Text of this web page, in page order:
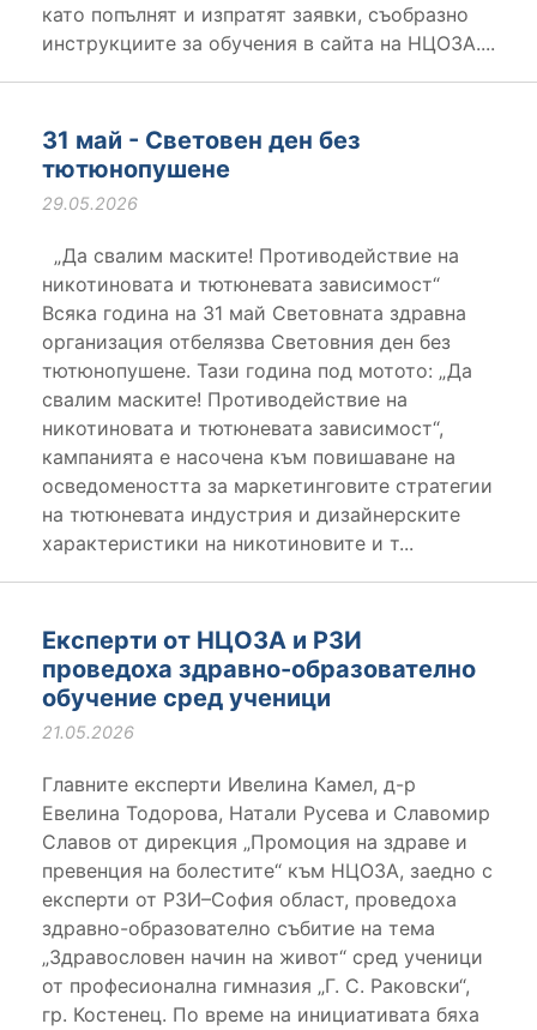
като попълнят и изпратят заявки, съобразно
инструкциите за обучения в сайта на НЦОЗА....
31 май - Световен ден без
тютюнопушене
29.05.2026
„Да свалим маските! Противодействие на
никотиновата и тютюневата зависимост“
Всяка година на 31 май Световната здравна
организация отбелязва Световния ден без
тютюнопушене. Тази година под мотото: „Да
свалим маските! Противодействие на
никотиновата и тютюневата зависимост“,
кампанията е насочена към повишаване на
осведомеността за маркетинговите стратегии
на тютюневата индустрия и дизайнерските
характеристики на никотиновите и т...
Експерти от НЦОЗА и РЗИ
проведоха здравно-образователно
обучение сред ученици
21.05.2026
Главните експерти Ивелина Камел, д-р
Евелина Тодорова, Натали Русева и Славомир
Славов от дирекция „Промоция на здраве и
превенция на болестите“ към НЦОЗА, заедно с
експерти от РЗИ–София област, проведоха
здравно-образователно събитие на тема
„Здравословен начин на живот“ сред ученици
от професионална гимназия „Г. С. Раковски“,
гр. Костенец. По време на инициативата бяха